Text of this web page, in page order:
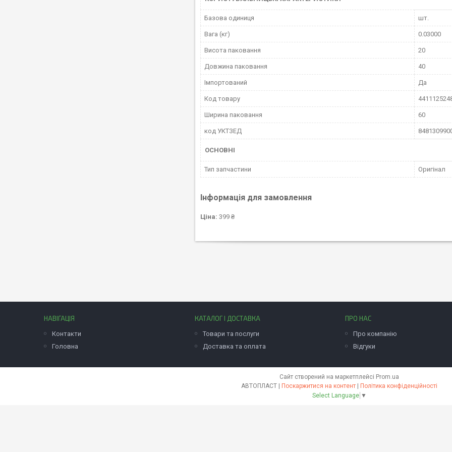
Базова одиниця шт.
Вага (кг) 0.03000
Висота паковання 20
Довжина паковання 40
Імпортований Да
Код товару
Ширина паковання 60
код УКТЗЕД
ОСНОВНІ
Тип запчастини Оригінал
Інформація для замовлення
Ціна: 399 ₴
НАВІГАЦІЯ
Контакти
Головна
КАТАЛОГ І ДОСТАВКА
Товари та послуги
Доставка та оплата
ПРО НАС
Про компанію
Відгуки
Сайт створений на маркетплейсі Prom.ua
Поскаржитися на контент
Політика конфіденційності
Select Language ▼